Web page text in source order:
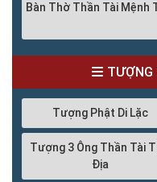
Bàn Thờ Thần Tài Mệnh
Tượng Phật Di Lặc
Tượng 3 Ông Thần Tài
Địa